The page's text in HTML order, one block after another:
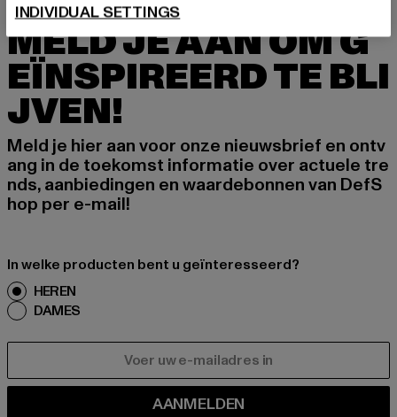
MELD JE AAN OM G
EÏNSPIREERD TE BLI
JVEN!
Meld je hier aan voor onze nieuwsbrief en ontv
ang in de toekomst informatie over actuele tre
nds, aanbiedingen en waardebonnen van DefS
hop per e-mail!
In welke producten bent u geïnteresseerd?
HEREN
DAMES
AANMELDEN
INDIVIDUAL SETTINGS